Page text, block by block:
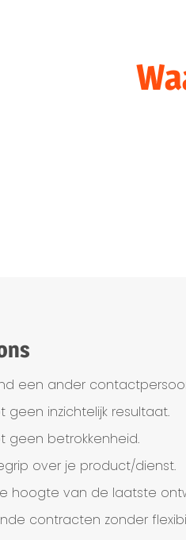
een ander
geen inzichtelijk resultaat.
geen betrokkenheid.
over je product/dienst.
hoogte van de laatste
contracten zonder